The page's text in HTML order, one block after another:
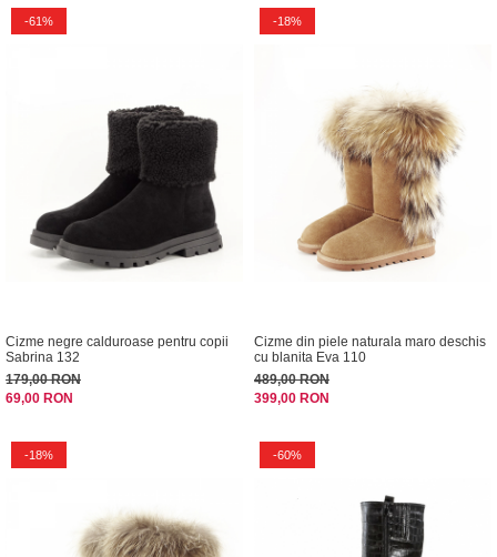
-61%
Cizme negre calduroase pentru copii
Sabrina 132
179,00 RON
69,00 RON
-18%
Cizme din piele naturala maro deschis
cu blanita Eva 110
489,00 RON
399,00 RON
-18% -60%